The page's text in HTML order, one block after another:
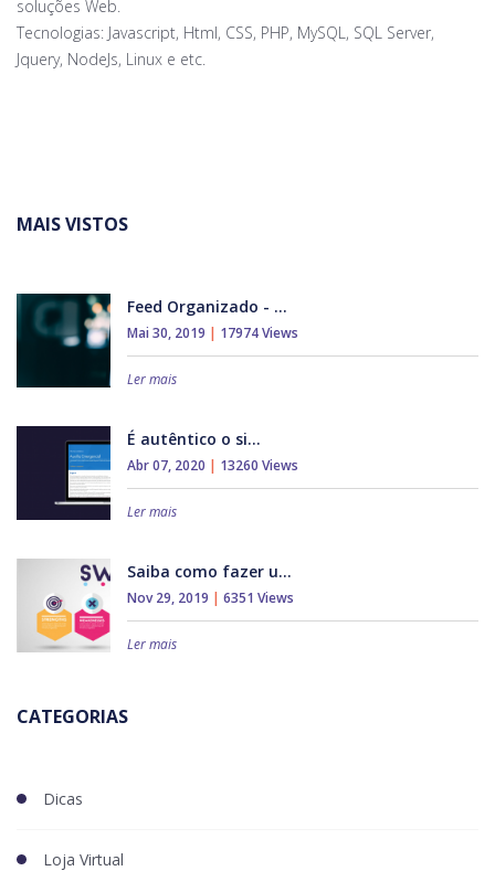
soluções Web.
Tecnologias: Javascript, Html, CSS, PHP, MySQL, SQL Server,
Jquery, NodeJs, Linux e etc.
MAIS VISTOS
Feed Organizado - ...
Mai 30, 2019 | 17974 Views
Ler mais
É autêntico o si...
Abr 07, 2020 | 13260 Views
Ler mais
Saiba como fazer u...
Nov 29, 2019 | 6351 Views
Ler mais
CATEGORIAS
Dicas
Loja Virtual